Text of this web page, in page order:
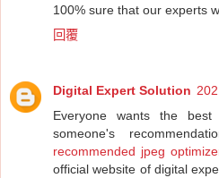
100% sure that our experts
回覆
Digital Expert Solution
Everyone wants the
someone's
recommended jpeg
official website of digital